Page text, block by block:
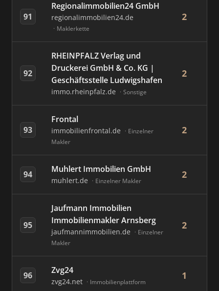
91
Regionalimmobilien24 GmbH
regionalimmobilien24.de
Maklerkette
2
92
RHEINPFALZ Verlag und
Druckerei GmbH & Co. KG |
Geschäftsstelle Ludwigshafen
immo.rheinpfalz.de Sonstige
2
93
Frontal
immobilienfrontal.de
Einzelner
Makler
2
94 Muhlert Immobilien GmbH
muhlert.de Einzelner Makler
2
95
Jaufmann Immobilien
Immobilienmakler Arnsberg
jaufmannimmobilien.de
Einzelner
Makler
2
96 Zvg24
zvg24.net Immobilienplattform
1